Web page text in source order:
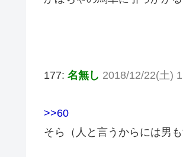
177: 名無し 2018/12/22(土)
>>60
そら（人と言うからには男